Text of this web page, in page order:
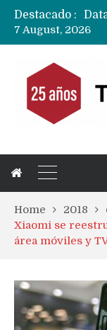
Destacado :
7 August, 2026
Home 2018
Xiaomi se
área móviles y